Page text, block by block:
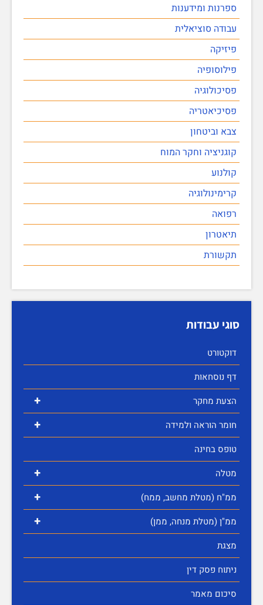
ספרנות ומידענות
עבודה סוציאלית
פיזיקה
פילוסופיה
פסיכולוגיה
פסיכיאטריה
צבא וביטחון
קוגניציה וחקר המוח
קולנוע
קרימינולוגיה
רפואה
תיאטרון
תקשורת
סוגי עבודות
דוקטורט
דף נוסחאות
+ הצעת מחקר
+
חומר הוראה ולמידה
טופס בחינה
+ מטלה
+ ממ"ח (מטלת מחשב, ממח)
+
ממ"ן (מטלת מנחה, ממן)
מצגת
ניתוח פסק דין
סיכום מאמר